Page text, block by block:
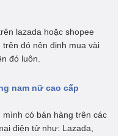
lazada hoặc shopee
đó nên định mua vài
đó luôn.
nam nữ cao cấp
mình có bán hàng trên các
điện tử như: Lazada,